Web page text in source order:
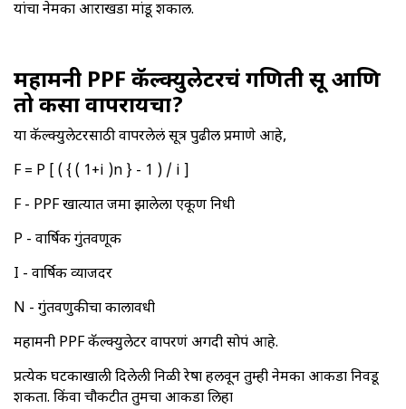
यांचा नेमका आराखडा मांडू शकाल.
महामनी PPF कॅल्क्युलेटरचं गणिती सूत्र आणि
तो कसा वापरायचा?
या कॅल्क्युलेटरसाठी वापरलेलं सूत्र पुढील प्रमाणे आहे,
F = P [ ( { ( 1+i )n } - 1 ) / i ]
F - PPF खात्यात जमा झालेला एकूण निधी
P - वार्षिक गुंतवणूक
I - वार्षिक व्याजदर
N - गुंतवणुकीचा कालावधी
महामनी PPF कॅल्क्युलेटर वापरणं अगदी सोपं आहे.
प्रत्येक घटकाखाली दिलेली निळी रेषा हलवून तुम्ही नेमका आकडा निवडू
शकता. किंवा चौकटीत तुमचा आकडा लिहा